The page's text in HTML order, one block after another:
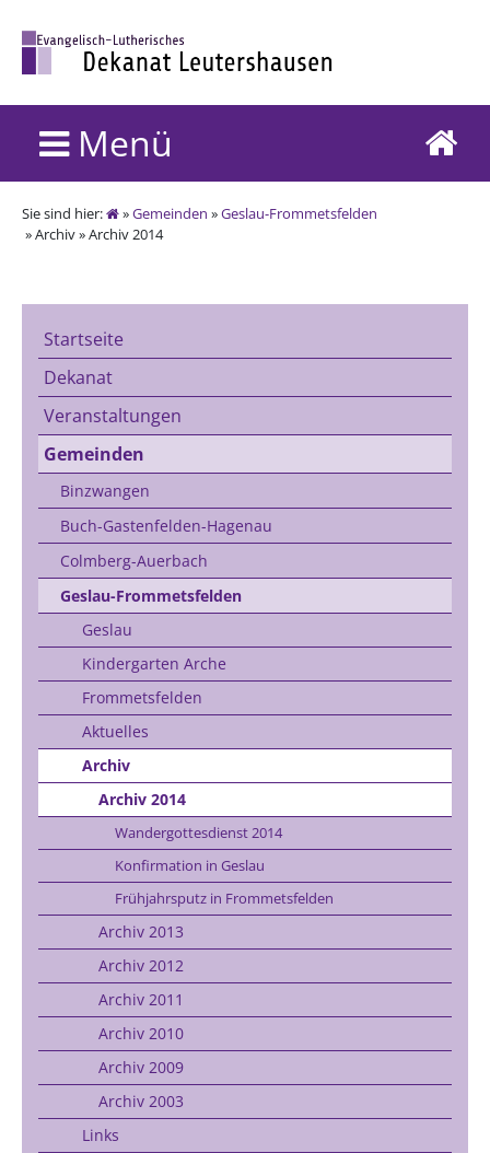
Menü
Sie sind hier: »Gemeinden »Geslau-Frommetsfelden
» Archiv » Archiv 2014
Startseite
Dekanat
Veranstaltungen
Gemeinden
Binzwangen
Buch-Gastenfelden-Hagenau
Colmberg-Auerbach
Geslau-Frommetsfelden
Geslau
Kindergarten Arche
Frommetsfelden
Aktuelles
Archiv
Archiv 2014
Wandergottesdienst 2014
Konfirmation in Geslau
Frühjahrsputz in Frommetsfelden
Archiv 2013
Archiv 2012
Archiv 2011
Archiv 2010
Archiv 2009
Archiv 2003
Links